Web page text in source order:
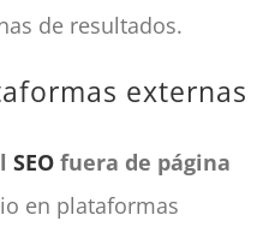
de resultados.
externas
SEO fuera de página
en plataformas